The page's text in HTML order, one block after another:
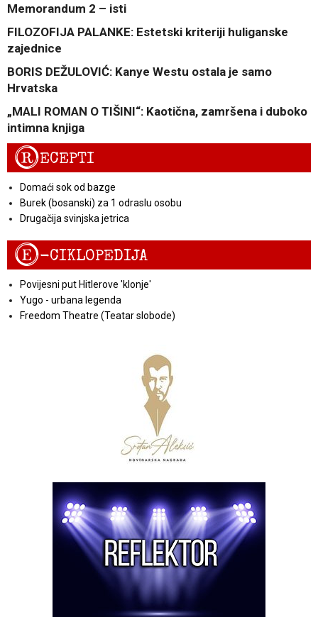
Memorandum 2 – isti
FILOZOFIJA PALANKE: Estetski kriteriji huliganske
zajednice
BORIS DEŽULOVIĆ: Kanye Westu ostala je samo
Hrvatska
„MALI ROMAN O TIŠINI“: Kaotična, zamršena i duboko
intimna knjiga
RECEPTI
Domaći sok od bazge
Burek (bosanski) za 1 odraslu osobu
Drugačija svinjska jetrica
E-CIKLOPEDIJA
Povijesni put Hitlerove 'klonje'
Yugo - urbana legenda
Freedom Theatre (Teatar slobode)